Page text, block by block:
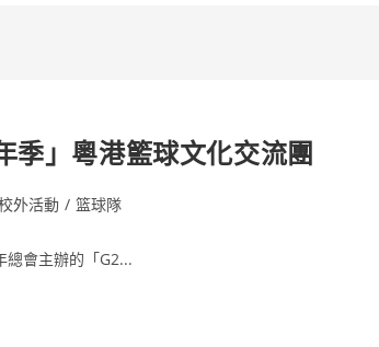
」粵港籃球文化交流團
外活動 / 篮球隊
會主辦的「G2...